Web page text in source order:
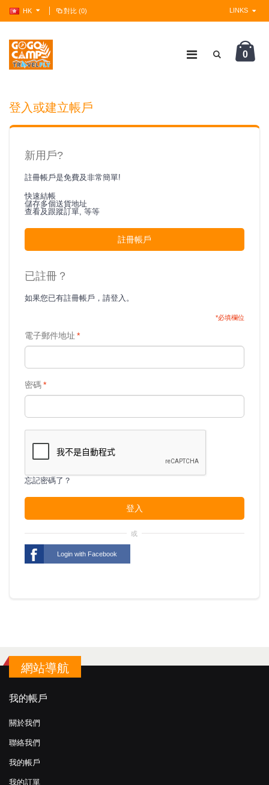
HK 對比 (0) LINKS
0
登入或建立帳戶
新用戶?
註冊帳戶是免費及非常簡單!
快速結帳
儲存多個送貨地址
查看及跟蹤訂單, 等等
註冊帳戶
已註冊？
如果您已有註冊帳戶，請登入。
*必填欄位
*
電子郵件地址
*
密碼
忘記密碼了？
登入
或
Login with Facebook
網站導航
我的帳戶
關於我們
聯絡我們
我的帳戶
我的訂單